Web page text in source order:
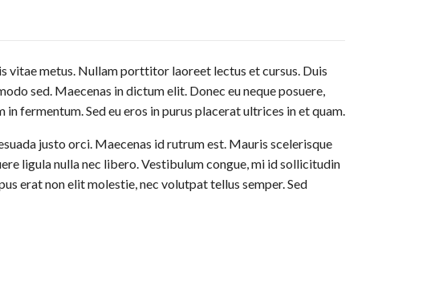
metus. Nullam porttitor laoreet lectus et cursus. Duis
sed. Maecenas in dictum elit. Donec eu neque posuere,
fermentum. Sed eu eros in purus placerat ultrices in et quam.
justo orci. Maecenas id rutrum est. Mauris scelerisque
ligula nulla nec libero. Vestibulum congue, mi id sollicitudin
erat non elit molestie, nec volutpat tellus semper. Sed